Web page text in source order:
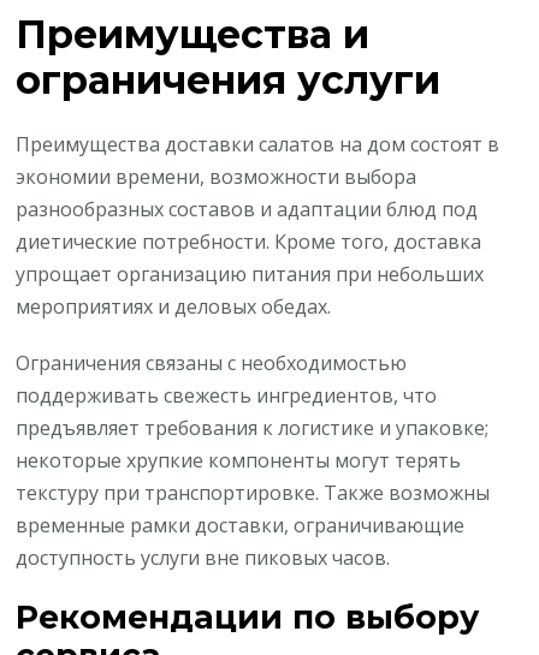
Преимущества и
ограничения услуги
Преимущества доставки салатов на дом состоят в
экономии времени, возможности выбора
разнообразных составов и адаптации блюд под
диетические потребности. Кроме того, доставка
упрощает организацию питания при небольших
мероприятиях и деловых обедах.
Ограничения связаны с необходимостью
поддерживать свежесть ингредиентов, что
предъявляет требования к логистике и упаковке;
некоторые хрупкие компоненты могут терять
текстуру при транспортировке. Также возможны
временные рамки доставки, ограничивающие
доступность услуги вне пиковых часов.
Рекомендации по выбору